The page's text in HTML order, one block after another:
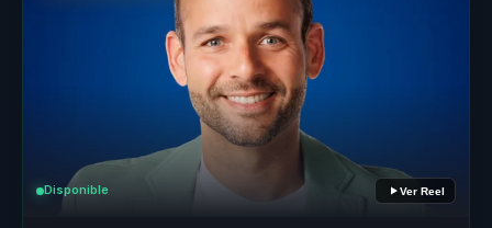
Disponible Ver Reel